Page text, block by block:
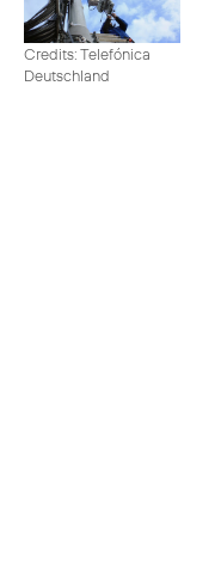
Credits: Telefónica
Deutschland